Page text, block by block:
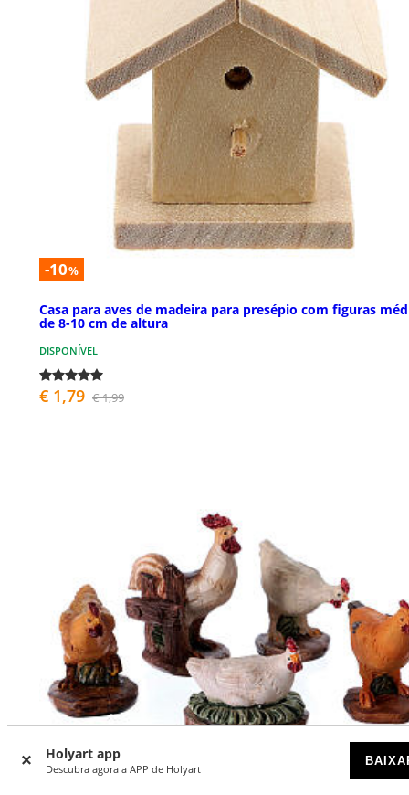
Holyart app
Descubra agora a APP de Holyart
-10%
Casa para aves de madeira para presépio com figuras
de 8-10 cm de altura
DISPONÍVEL
€ 1,79 € 1,99